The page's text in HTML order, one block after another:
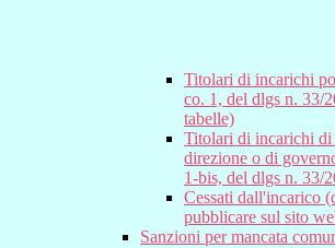
Titolari di incarichi
co. 1, del dlgs n. 33/
tabelle)
Titolari di incarichi di
direzione o di
1-bis, del dlgs n. 33/
Cessati dall'incarico
pubblicare sul sito
Sanzioni per mancata